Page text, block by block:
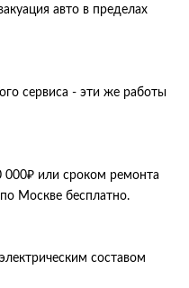
авто в пределах
сервиса - эти же работы
или сроком ремонта
Москве бесплатно.
составом